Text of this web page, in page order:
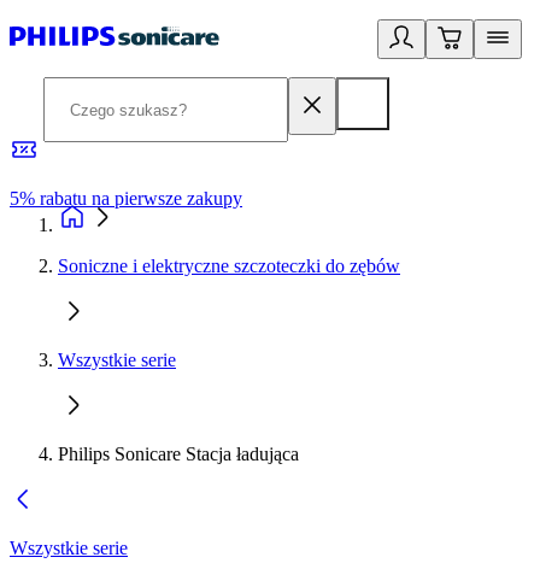
5% rabatu na pierwsze zakupy
Soniczne i elektryczne szczoteczki do zębów
Wszystkie serie
Philips Sonicare Stacja ładująca
Wszystkie serie